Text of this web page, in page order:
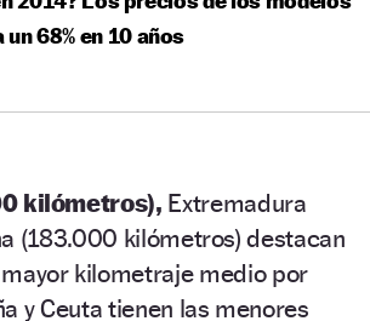
68% en 10 años
kilómetros), Extremadura
(183.000 kilómetros) destacan
kilometraje medio por
y Ceuta tienen las menores